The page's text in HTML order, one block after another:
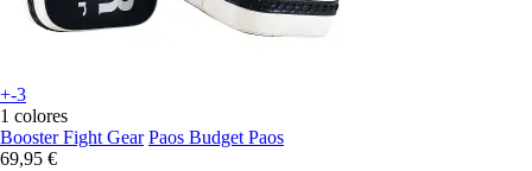
+-3
1 colores
Booster Fight Gear Paos Budget Paos
69,95 €